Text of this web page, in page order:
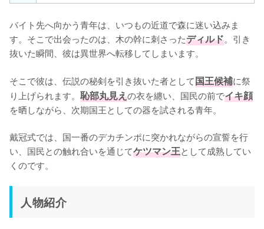
バイト先へ向かう青年は、いつもの近道で森に迷い込みま
す。そこで出会ったのは、木の幹に刺さったディルド。引き
抜いた瞬間、彼は異世界へ転移してしまいます。
そこで彼は、伝説の秘剣を引き抜いた者として国王候補に祭
り上げられます。 恥部丸見えの衣を纏い、国民の前でイキ顔
を晒しながら、次期国王としての器を試される青年。
戴冠式では、国一番のデカチンポに突かれながらの宣誓を行
い、国民との触れ合いを通じてケツマン王として成熟してい
くのです。
人物紹介